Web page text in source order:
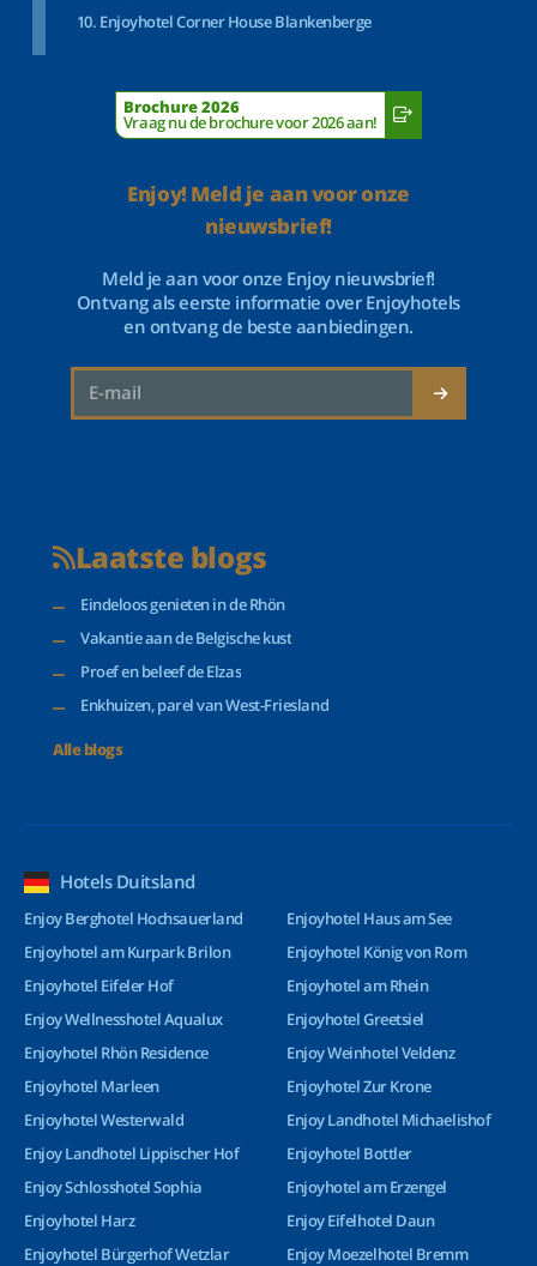
Enjoyhotel Corner House Blankenberge
Brochure 2026
Vraag nu de brochure voor 2026 aan!
Enjoy! Meld je aan voor onze
nieuwsbrief!
Meld je aan voor onze Enjoy nieuwsbrief!
Ontvang als eerste informatie over Enjoyhotels
en ontvang de beste aanbiedingen.
Laatste blogs
Eindeloos genieten in de Rhön
Vakantie aan de Belgische kust
Proef en beleef de Elzas
Enkhuizen, parel van West-Friesland
Alle blogs
Hotels Duitsland
Enjoy Berghotel Hochsauerland
Enjoyhotel am Kurpark Brilon
Enjoyhotel Eifeler Hof
Enjoy Wellnesshotel Aqualux
Enjoyhotel Rhön Residence
Enjoyhotel Marleen
Enjoyhotel Westerwald
Enjoy Landhotel Lippischer Hof
Enjoy Schlosshotel Sophia
Enjoyhotel Harz
Enjoyhotel Bürgerhof Wetzlar
Enjoyhotel Haus am See
Enjoyhotel König von Rom
Enjoyhotel am Rhein
Enjoyhotel Greetsiel
Enjoy Weinhotel Veldenz
Enjoyhotel Zur Krone
Enjoy Landhotel Michaelishof
Enjoyhotel Bottler
Enjoyhotel am Erzengel
Enjoy Eifelhotel Daun
Enjoy Moezelhotel Bremm